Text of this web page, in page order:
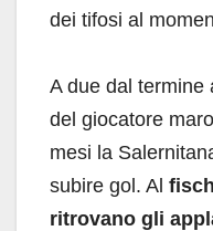
dei tifosi al
A due dal termine
del giocatore
mesi la
subire gol. Al
ritrovano gli